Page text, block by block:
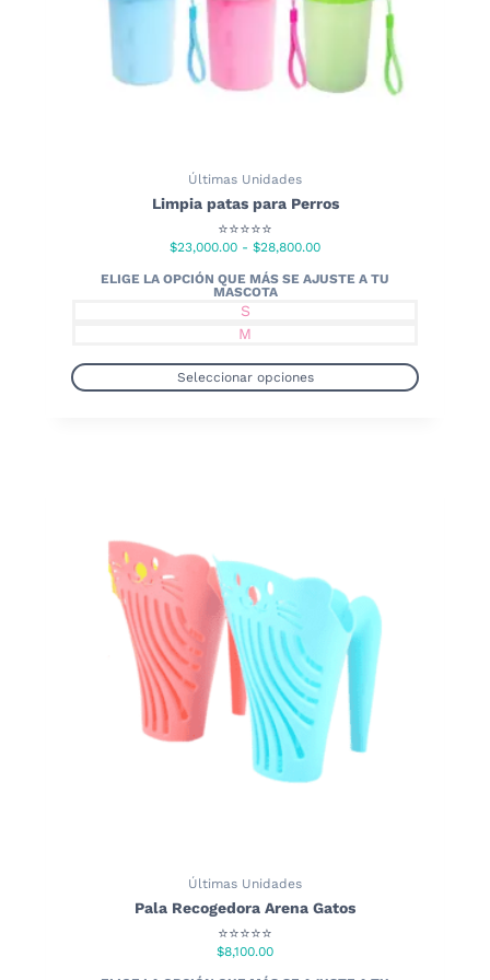
producto
Últimas Unidades
Limpia patas para Perros
⭐⭐⭐⭐⭐
$23,000.00 - $28,800.00Rango
hasta
S
M
Seleccionar opciones
se
pueden
elegir
en
la
página
de
producto
Últimas Unidades
Pala Recogedora Arena Gatos
⭐⭐⭐⭐⭐
$8,100.00